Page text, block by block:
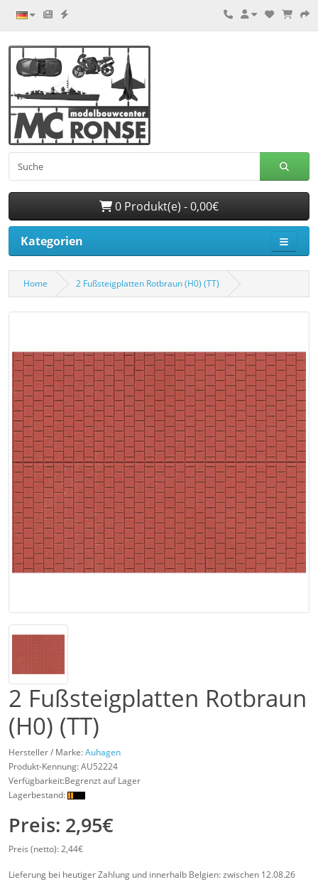
0 Produkt(e) - 0,00€
Kategorien
Home 2 Fußsteigplatten Rotbraun (H0) (TT)
2 Fußsteigplatten Rotbraun
(H0) (TT)
Hersteller / Marke:Auhagen
Produkt-Kennung:AU52224
Verfügbarkeit:Begrenzt auf Lager
Lagerbestand:
Preis: 2,95€
Preis (netto): 2,44€
Lieferung bei heutiger Zahlung und innerhalb Belgien: zwischen 12.08.26